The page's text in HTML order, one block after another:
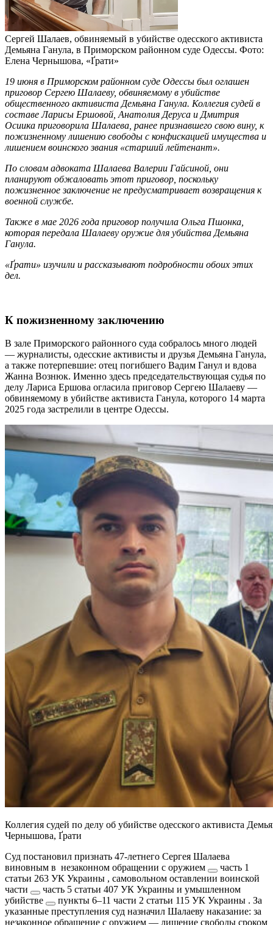
Сергей Шалаев, обвиняемый в убийстве одесского активиста
Демьяна Ганула, в Приморском районном суде Одессы. Фото:
Елена Чернышова, «Ґрати»
19 июня в Приморском районном суде Одессы был оглашен
приговор Сергею Шалаеву, обвиняемому в убийстве
общественного активиста Демьяна Ганула. Коллегия судей в
составе Ларисы Ершовой, Анатолия Деруса и Дмитрия
Осиика приговорила Шалаева, ранее признавшего свою вину, к
пожизненному лишению свободы с конфискацией имущества и
лишением воинского звания «старший лейтенант».
По словам адвоката Шалаева Валерии Гайсиной, они
планируют обжаловать этот приговор, поскольку
пожизненное заключение не предусматривает возвращения к
военной службе.
Также в мае 2026 года приговор получила Ольга Пшонка,
которая передала Шалаеву оружие для убийства Демьяна
Ганула.
«Ґрати» изучили и рассказывают подробности обоих этих
дел.
К пожизненному заключению
В зале Приморского районного суда собралось много людей
— журналисты, одесские активисты и друзья Демьяна Ганула,
а также потерпевшие: отец погибшего Вадим Ганул и вдова
Жанна Вознюк. Именно здесь председательствующая судья по
делу Лариса Ершова огласила приговор Сергею Шалаеву —
обвиняемому в убийстве активиста Ганула, которого 14 марта
2025 года застрелили в центре Одессы.
Коллегия судей по делу об убийстве одесского активиста
Чернышова, Ґрати
Суд постановил признать 47-летнего Сергея Шалаева
виновным в незаконном обращении с оружием
часть 1
статьи 263 УК Украины , самовольном оставлении воинской
части
часть 5 статьи 407 УК Украины и умышленном
убийстве
пункты 6–11 части 2 статьи 115 УК Украины . За
указанные преступления суд назначил Шалаеву наказание: за
незаконное обращение с оружием — лишение свободы сроком